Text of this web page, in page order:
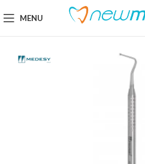
MENU